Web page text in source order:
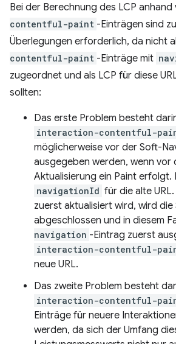
Bei der Berechnung des LCP anhand
contentful-paint -Einträgen sind
Überlegungen erforderlich, da nicht
contentful-paint -Einträge mit
zugeordnet und als LCP für diese
sollten:
Das erste Problem besteht
interaction-contentful-
möglicherweise vor der Soft-
ausgegeben werden, wenn vor
Aktualisierung ein Paint erfolgt.
navigationId für die alte
zuerst aktualisiert wird, wird
abgeschlossen und in diesem
navigation -Eintrag zuerst
interaction-contentful-
neue URL.
Das zweite Problem besteht
interaction-contentful-
Einträge für neuere
werden, da sich der Umfang